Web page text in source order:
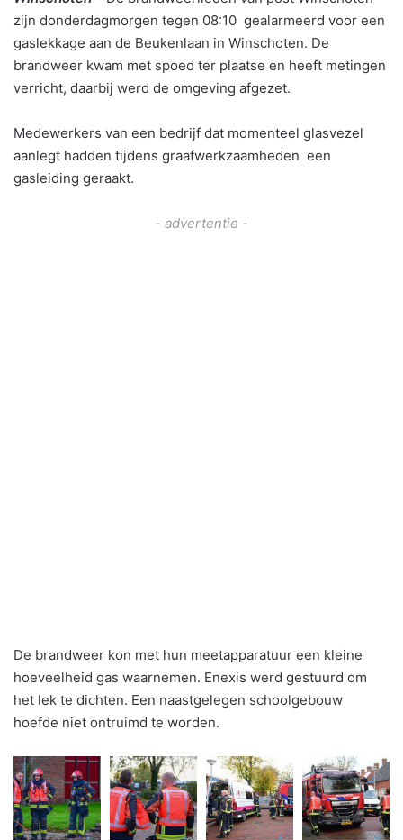
zijn donderdagmorgen tegen 08:10 gealarmeerd voor een
gaslekkage aan de Beukenlaan in Winschoten. De
brandweer kwam met spoed ter plaatse en heeft metingen
verricht, daarbij werd de omgeving afgezet.
Medewerkers van een bedrijf dat momenteel glasvezel
aanlegt hadden tijdens graafwerkzaamheden een
gasleiding geraakt.
- advertentie -
De brandweer kon met hun meetapparatuur een kleine
hoeveelheid gas waarnemen. Enexis werd gestuurd om
het lek te dichten. Een naastgelegen schoolgebouw
hoefde niet ontruimd te worden.